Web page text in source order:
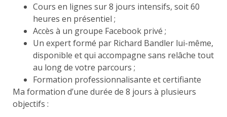
Cours en lignes sur 8 jours intensifs, soit 60
heures en présentiel ;
Accès à un groupe Facebook privé ;
Un expert formé par Richard Bandler lui-même,
disponible et qui accompagne sans relâche tout
au long de votre parcours ;
Formation professionnalisante et certifiante
Ma formation d’une durée de 8 jours à plusieurs
objectifs :